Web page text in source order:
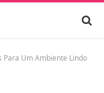
Para Um Ambiente Lindo